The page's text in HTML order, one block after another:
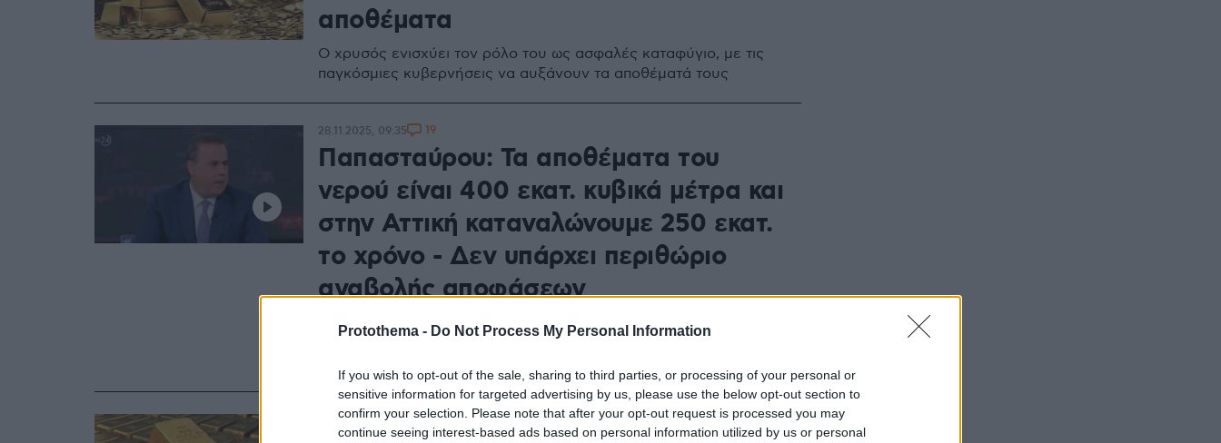
Protothema - Do Not Process My Personal Information
If you wish to opt-out of the sale, sharing to third parties, or processing of your personal or
sensitive information for targeted advertising by us, please use the below opt-out section to
confirm your selection. Please note that after your opt-out request is processed you may
continue seeing interest-based ads based on personal information utilized by us or personal
αποθέματα
Ο χρυσός ενισχύει τον ρόλο του ως ασφαλές καταφύγιο, με τις
παγκόσμιες κυβερνήσεις να αυξάνουν τα αποθέματά τους
Παπασταύρου: Τα αποθέματα του
νερού είναι 400 εκατ. κυβικά μέτρα και
στην Αττική καταναλώνουμε 250 εκατ.
το χρόνο - Δεν υπάρχει περιθώριο
αναβολής αποφάσεων
Δεν μπορούμε να αφήσουμε την κατάσταση να φτάσει στο σημείο
που μετά δεν θα έχουμε άλλες επιλογές, τόνισε ο υπουργός
28.11.2025, 09:35 19
29.09.2025, 15:48